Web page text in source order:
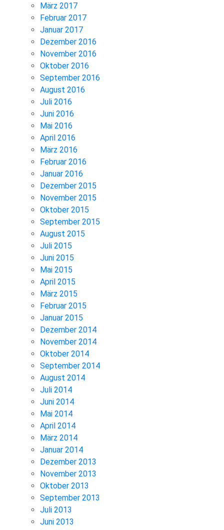
März 2017
Februar 2017
Januar 2017
Dezember 2016
November 2016
Oktober 2016
September 2016
August 2016
Juli 2016
Juni 2016
Mai 2016
April 2016
März 2016
Februar 2016
Januar 2016
Dezember 2015
November 2015
Oktober 2015
September 2015
August 2015
Juli 2015
Juni 2015
Mai 2015
April 2015
März 2015
Februar 2015
Januar 2015
Dezember 2014
November 2014
Oktober 2014
September 2014
August 2014
Juli 2014
Juni 2014
Mai 2014
April 2014
März 2014
Januar 2014
Dezember 2013
November 2013
Oktober 2013
September 2013
Juli 2013
Juni 2013